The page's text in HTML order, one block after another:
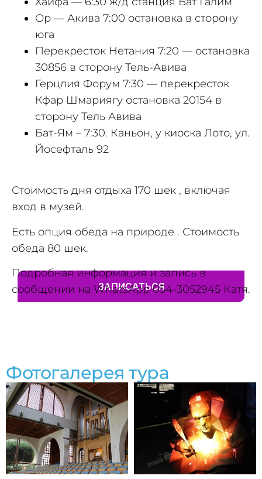
ЗАПИСАТЬСЯ
Ор — Акива 7:00 остановка в сторону
юга
Перекресток Нетания 7:20 — остановка
30856 в сторону Тель-Авива
Герцлия Форум 7:30 — перекресток
Кфар Шмариягу остановка 20154 в
сторону Тель Авива
Бат-Ям – 7:30. Каньон, у киоска Лото, ул.
Йосефталь 92
Стоимость дня отдыха 170 шек , включая
вход в музей.
Есть опция обеда на природе . Стоимость
обеда 80 шек.
Подробная информация и запись в
сообщении на WhatsApp 054-3052945 Катя.
Фотогалерея тура